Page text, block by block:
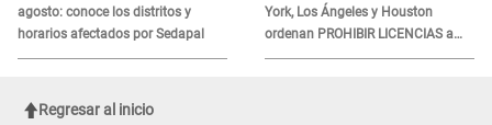
agosto: conoce los distritos y
horarios afectados por Sedapal
York, Los Ángeles y Houston
ordenan PROHIBIR LICENCIAS a
quienes no presenten ESTE
Regresar al inicio